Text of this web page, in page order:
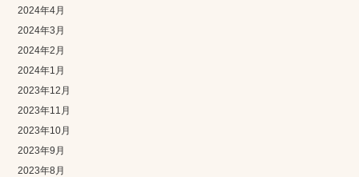
2024年4月
2024年3月
2024年2月
2024年1月
2023年12月
2023年11月
2023年10月
2023年9月
2023年8月